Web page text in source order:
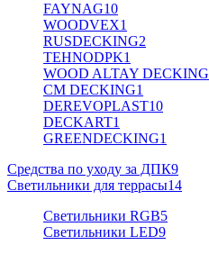
FAYNAG10
WOODVEX1
RUSDECKING2
TEHNODPK1
WOOD ALTAY DECKING
CM DECKING1
DEREVOPLAST10
DECKART1
GREENDECKING1
Средства по уходу за ДПК9
Светильники для террасы14
Светильники RGB5
Светильники LED9